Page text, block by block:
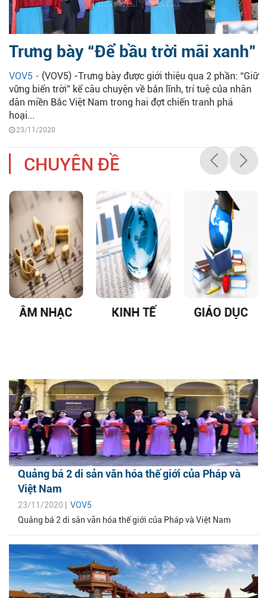
Trưng bày “Để bầu trời mãi xanh”
VOV5 - (VOV5) -Trưng bày được giới thiệu qua 2 phần: “Giữ
vững biển trời” kể câu chuyện về bản lĩnh, trí tuệ của nhân
dân miền Bắc Việt Nam trong hai đợt chiến tranh phá
hoại...
23/11/2020
CHUYÊN ĐỀ
ÂM NHẠC KINH TẾ GIÁO DỤC
Quảng bá 2 di sản văn hóa thế giới của Pháp và
Việt Nam
23/11/2020 | VOV5
Quảng bá 2 di sản văn hóa thế giới của Pháp và Việt Nam